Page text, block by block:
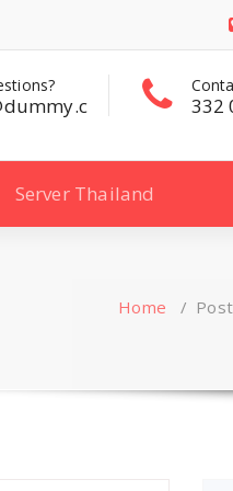
332
Server Thailand
Home /